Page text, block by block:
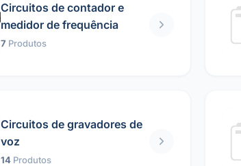
Circuitos de contador e
medidor de frequência
7 Produtos
Circuitos de gravadores de
voz
14 Produtos